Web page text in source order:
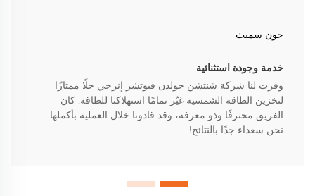
جون سميث
خدمة وجودة استثنائية
وفرت لنا شركة شنتشن جولدن فيوتشر إنرجي حلًا ممتازًا
لتخزين الطاقة الشمسية غيّر تمامًا استهلاكنا للطاقة. كان
الفريق محترفًا وذو معرفة، وقد قادونا خلال العملية بأكملها.
نحن سعداء جدًا بالنتائج!